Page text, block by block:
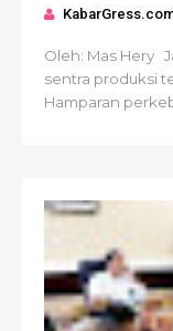
Oleh: Mas Hery
sentra produksi
Hamparan